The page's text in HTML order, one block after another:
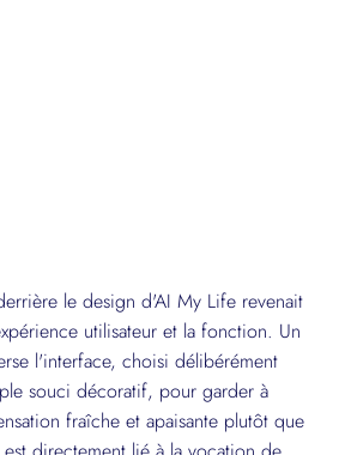
le design d'AI My Life revenait
utilisateur et la fonction. Un
l'interface, choisi délibérément
souci décoratif, pour garder à
fraîche et apaisante plutôt que